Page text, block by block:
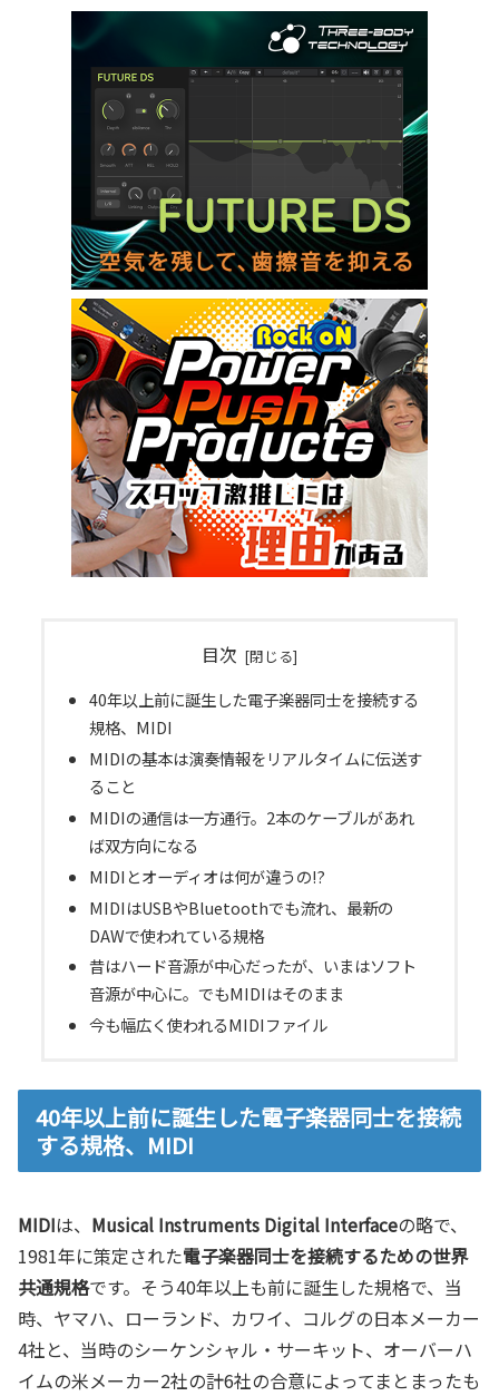
目次
40年以上前に誕生した電子楽器同士を接続する
規格、MIDI
MIDIの基本は演奏情報をリアルタイムに伝送す
ること
MIDIの通信は一方通行。2本のケーブルがあれ
ば双方向になる
MIDIとオーディオは何が違うの!?
MIDIはUSBやBluetoothでも流れ、最新の
DAWで使われている規格
昔はハード音源が中心だったが、いまはソフト
音源が中心に。でもMIDIはそのまま
今も幅広く使われるMIDIファイル
40年以上前に誕生した電子楽器同士を接続
する規格、MIDI
MIDIは、 Musical Instruments Digital Interfaceの略で、
1981年に策定された電子楽器同士を接続するための世界
共通規格です。そう40年以上も前に誕生した規格で、当
時、ヤマハ、ローランド、カワイ、コルグの日本メーカー
4社と、当時のシーケンシャル・サーキット、オーバーハ
イムの米メーカー2社の計6社の合意によってまとまったも